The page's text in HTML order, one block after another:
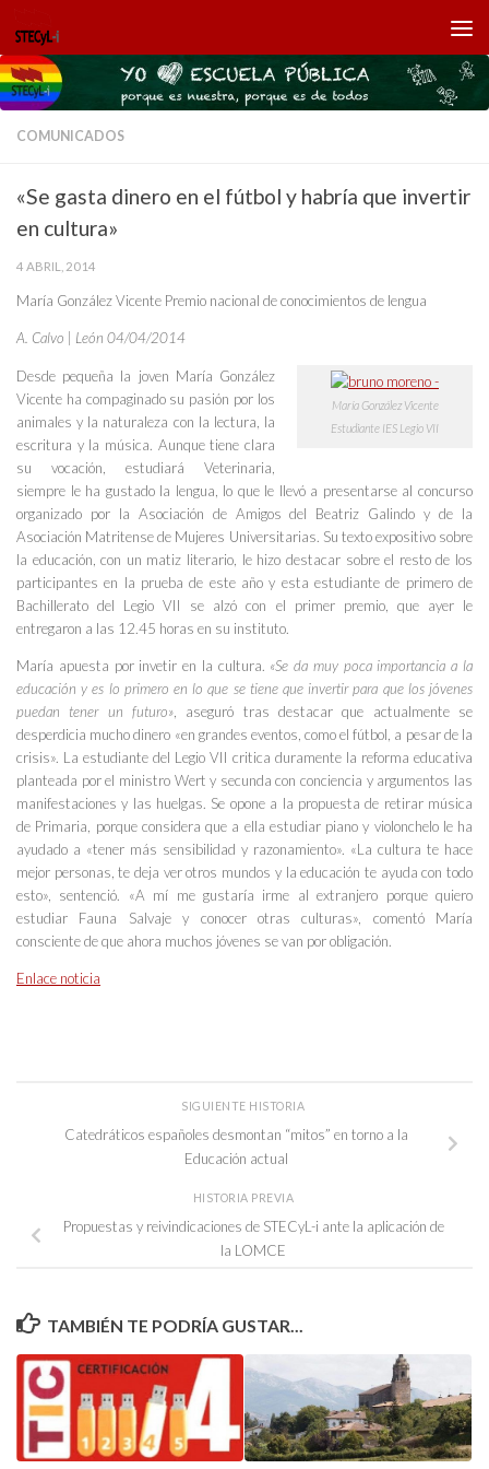
Saltar al contenido
COMUNICADOS
«Se gasta dinero en el fútbol y habría que invertir
en cultura»
4 ABRIL, 2014
María González Vicente Premio nacional de conocimientos de lengua
A. Calvo | León 04/04/2014
María González Vicente
Estudiante IES Legio VII
Desde pequeña la joven María González
Vicente ha compaginado su pasión por los
animales y la naturaleza con la lectura, la
escritura y la música. Aunque tiene clara
su vocación, estudiará Veterinaria,
siempre le ha gustado la lengua, lo que le llevó a presentarse al concurso
organizado por la Asociación de Amigos del Beatriz Galindo y de la
Asociación Matritense de Mujeres Universitarias. Su texto expositivo sobre
la educación, con un matiz literario, le hizo destacar sobre el resto de los
participantes en la prueba de este año y esta estudiante de primero de
Bachillerato del Legio VII se alzó con el primer premio, que ayer le
entregaron a las 12.45 horas en su instituto.
María apuesta por invetir en la cultura. «Se da muy poca importancia a la
educación y es lo primero en lo que se tiene que invertir para que los jóvenes
puedan tener un futuro» , aseguró tras destacar que actualmente se
desperdicia mucho dinero «en grandes eventos, como el fútbol, a pesar de la
crisis». La estudiante del Legio VII critica duramente la reforma educativa
planteada por el ministro Wert y secunda con conciencia y argumentos las
manifestaciones y las huelgas. Se opone a la propuesta de retirar música
de Primaria, porque considera que a ella estudiar piano y violonchelo le ha
ayudado a «tener más sensibilidad y razonamiento». «La cultura te hace
mejor personas, te deja ver otros mundos y la educación te ayuda con todo
esto», sentenció. «A mí me gustaría irme al extranjero porque quiero
estudiar Fauna Salvaje y conocer otras culturas», comentó María
consciente de que ahora muchos jóvenes se van por obligación.
Enlace noticia
SIGUIENTE HISTORIA
Catedráticos españoles desmontan “mitos” en torno a la
Educación actual
HISTORIA PREVIA
Propuestas y reivindicaciones de STECyL-i ante la aplicación de
la LOMCE
TAMBIÉN TE PODRÍA GUSTAR...